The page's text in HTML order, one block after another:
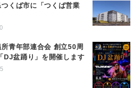
くば市に「つくば営業
青年部連合会 創立50周
DJ盆踊り」を開催します